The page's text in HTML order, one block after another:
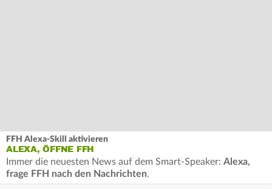
FFH Alexa-Skill aktivieren
ALEXA, ÖFFNE FFH
Immer die neuesten News auf dem Smart-Speaker: Alexa,
frage FFH nach den Nachrichten.